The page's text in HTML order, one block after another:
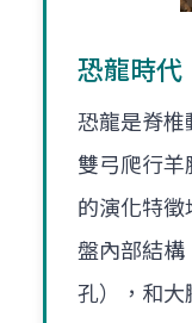
恐龍時代
恐龍是脊椎
雙弓爬行羊
的演化特徵
盤內部結構
孔），和大